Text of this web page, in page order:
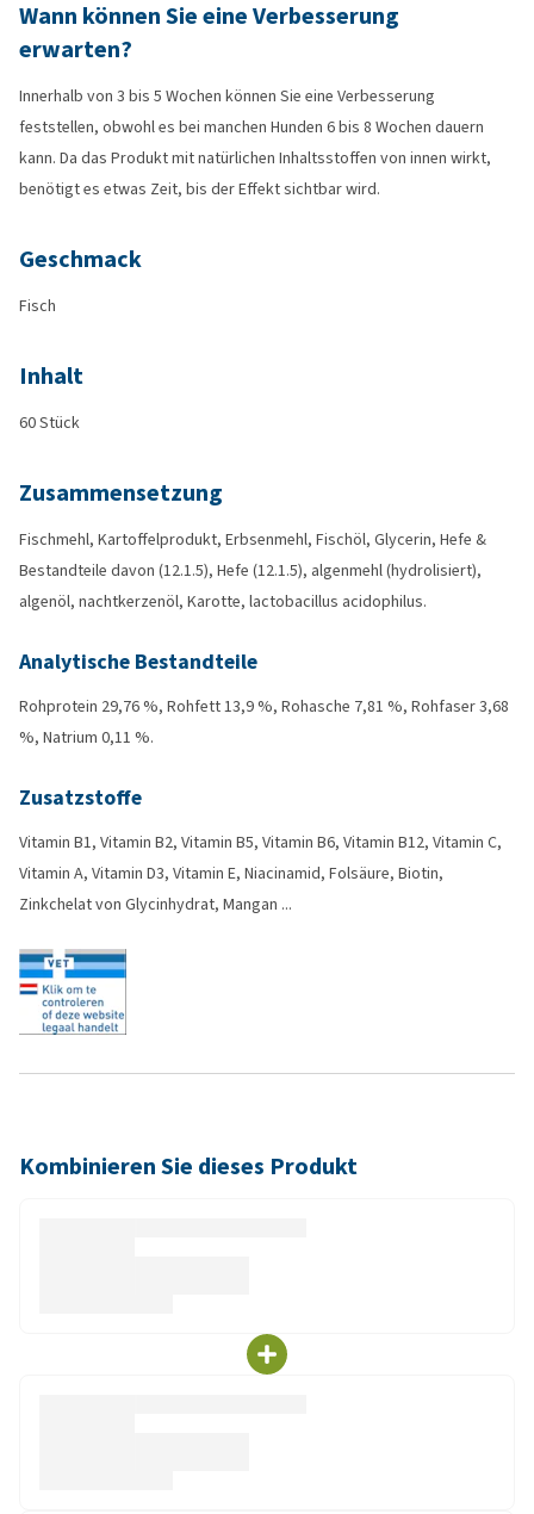
Wann können Sie eine Verbesserung
erwarten?
Innerhalb von 3 bis 5 Wochen können Sie eine Verbesserung
feststellen, obwohl es bei manchen Hunden 6 bis 8 Wochen dauern
kann. Da das Produkt mit natürlichen Inhaltsstoffen von innen wirkt,
benötigt es etwas Zeit, bis der Effekt sichtbar wird.
Geschmack
Fisch
Inhalt
60 Stück
Zusammensetzung
Fischmehl, Kartoffelprodukt, Erbsenmehl, Fischöl, Glycerin, Hefe &
Bestandteile davon (12.1.5), Hefe (12.1.5), algenmehl (hydrolisiert),
algenöl, nachtkerzenöl, Karotte, lactobacillus acidophilus.
Analytische Bestandteile
Rohprotein 29,76 %, Rohfett 13,9 %, Rohasche 7,81 %, Rohfaser 3,68
%, Natrium 0,11 %.
Zusatzstoffe
Vitamin B1, Vitamin B2, Vitamin B5, Vitamin B6, Vitamin B12, Vitamin C,
Vitamin A, Vitamin D3, Vitamin E, Niacinamid, Folsäure, Biotin,
Zinkchelat von Glycinhydrat, Mangan ...
Kombinieren Sie dieses Produkt